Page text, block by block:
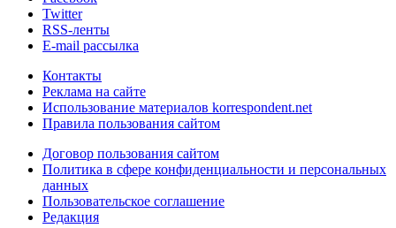
Twitter
RSS-ленты
E-mail рассылка
Контакты
Реклама на сайте
Использование материалов korrespondent.net
Правила пользования сайтом
Договор пользования сайтом
Политика в сфере конфиденциальности и персональных
данных
Пользовательское соглашение
Редакция